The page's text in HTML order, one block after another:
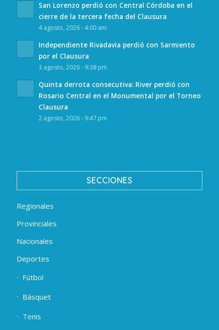
San Lorenzo perdió con Central Córdoba en el
cierre de la tercera fecha del Clausura
4 agosto, 2026 - 4:00 am
Independiente Rivadavia perdió con Sarmiento
por el Clausura
3 agosto, 2026 - 9:38 pm
Quinta derrota consecutiva: River perdió con
Rosario Central en el Monumental por el Torneo
Clausura
2 agosto, 2026 - 9:47 pm
SECCIONES
Regionales
Provinciales
Nacionales
Deportes
Fútbol
Básquet
Tenis